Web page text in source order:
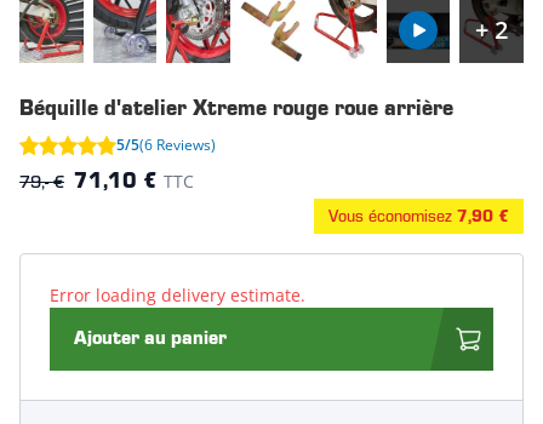
+ 2
Béquille d'atelier Xtreme rouge roue arrière
5/5(6 Reviews)
79,- € 71,10 € TTC
Vous économisez 7,90 €
Error loading delivery estimate.
Ajouter au panier